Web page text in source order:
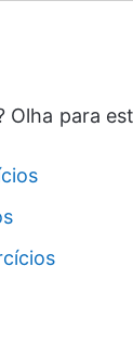
para